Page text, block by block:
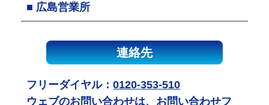
■ 広島営業所
連絡先
フリーダイヤル：0120-353-510
ウェブのお問い合わせは、 お問い合わせフ